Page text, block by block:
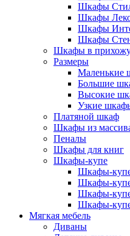
Шкафы
Шкафы
Шкафы
Шкафы
Шкафы в
Размеры
Маленькие
Большие
Высокие
Узкие
Платяной шкаф
Шкафы из
Пеналы
Шкафы для книг
Шкафы-купе
Шкафы-
Шкафы-
Шкафы-
Шкафы-купе
Мягкая мебель
Диваны